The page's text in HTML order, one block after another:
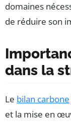
domaines
de réduire son
dans la
Le bilan carbone
et la mise en